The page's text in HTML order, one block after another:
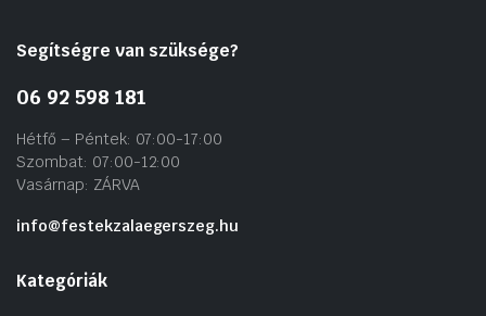
Segítségre van szüksége?
06 92 598 181
Hétfő – Péntek: 07:00-17:00
Szombat: 07:00-12:00
Vasárnap: ZÁRVA
info@festekzalaegerszeg.hu
Kategóriák